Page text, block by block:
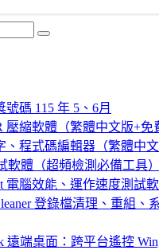
Search
碼 115 年 5、6月
壓縮軟體（繁體中文版+免
、程式碼編輯器（繁體中文
軟體（超頻檢測必備工具）
電腦效能、運作速度測試
登錄檔清理、重組、
遠端桌面：跨平台遙控